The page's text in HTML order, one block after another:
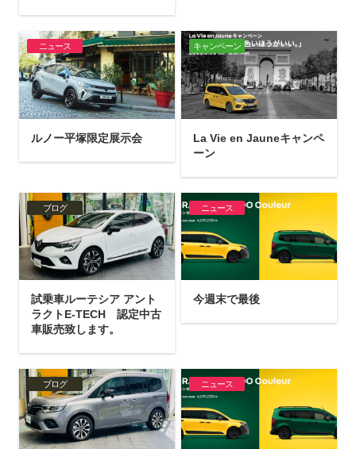
ニュース
ルノー平塚限定展示会
キャンペーン
La Vie en Jauneキャンペ
ーン
ブログ
試乗車ルーテシア アント
ラクトE-TECH 認定中古
車販売致します。
ニュース
今週末で最後
ブログ ニュース